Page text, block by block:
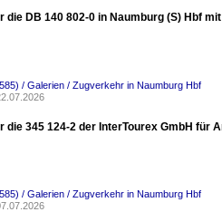
die DB 140 802-0 in Naumburg (S) Hbf
/ Galerien / Zugverkehr in Naumburg Hbf
die 345 124-2 der InterTourex GmbH für
/ Galerien / Zugverkehr in Naumburg Hbf